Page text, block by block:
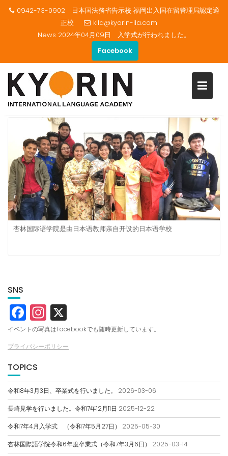
content
0942-73-0902 日本国法務省告示校 福岡出入国在留管理局認定適
正校
kila@kyorin-ila.com
News 2024年04月09日 入学式が行われました。
Facebook
中文
Home 中文
杏林国际语学院是由日本语教师亲自开设的日本语学校
SNS
F
a
c
e
b
o
o
k
In
st
a
r
a
m
イベントの写真はFacebookでも随時更新しています。
プライバシーポリシー
TOPICS
令和8年3月3日、卒業式を行いました。 2026-03-06
長崎見学を行いました。令和7年12月11日 2025-12-22
令和7年4月入学式 （令和7年5月27日） 2025-05-30
杏林国際語学院令和6年度卒業式（令和7年3月6日） 2025-03-14